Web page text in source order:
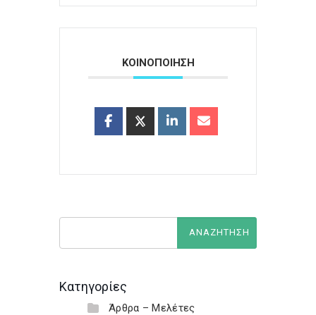
ΚΟΙΝΟΠΟΙΗΣΗ
Κατηγορίες
Άρθρα – Μελέτες